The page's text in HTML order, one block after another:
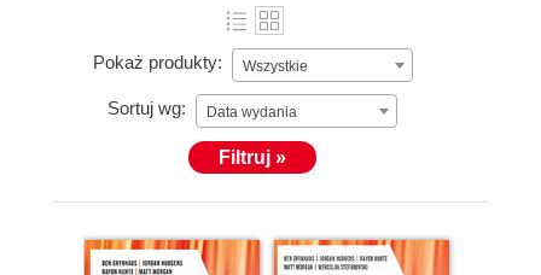
Pokaż produkty: Wszystkie
Sortuj wg: Data wydania
Filtruj »